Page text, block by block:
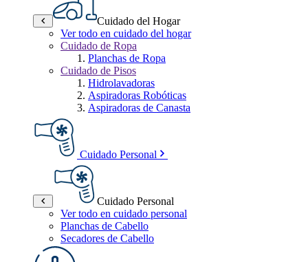
Cuidado del Hogar
Ver todo en cuidado del hogar
Cuidado de Ropa
Planchas de Ropa
Cuidado de Pisos
Hidrolavadoras
Aspiradoras Robóticas
Aspiradoras de Canasta
Cuidado Personal
Cuidado Personal
Ver todo en cuidado personal
Planchas de Cabello
Secadores de Cabello